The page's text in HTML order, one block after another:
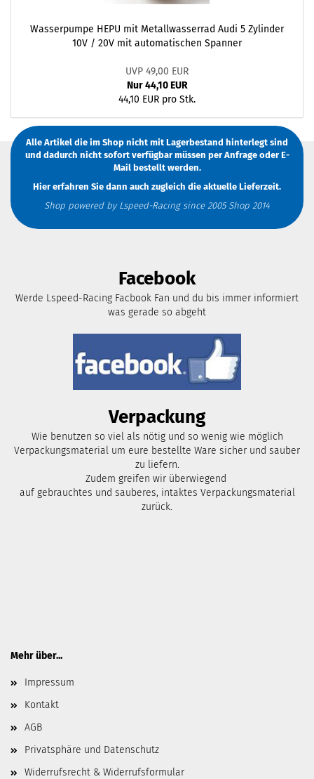
Wasserpumpe HEPU mit Metallwasserrad Audi 5 Zylinder
10V / 20V mit automatischen Spanner
UVP 49,00 EUR
Nur 44,10 EUR
44,10 EUR pro Stk.
Alle Artikel die im Shop nicht mit Lagerbestand hinterlegt sind
und dadurch nicht sofort verfügbar müssen per AnfrageoderE-
Mailbestellt werden.
Hier erfahren Sie dann auch zugleich die aktuelle Lieferzeit.
Shop powered by Lspeed-Racing since 2005 Shop 2014
Facebook
Werde Lspeed-Racing Facbook Fan und du bis immer informiert
was gerade so abgeht
Verpackung
Wie benutzen so viel als nötig und so wenig wie möglich
Verpackungsmaterial um eure bestellte Ware sicher und sauber
zu liefern.
Zudem greifen wir überwiegend
auf gebrauchtes und sauberes, intaktes Verpackungsmaterial
zurück.
Mehr über...
Impressum
Kontakt
AGB
Privatsphäre und Datenschutz
Widerrufsrecht & Widerrufsformular